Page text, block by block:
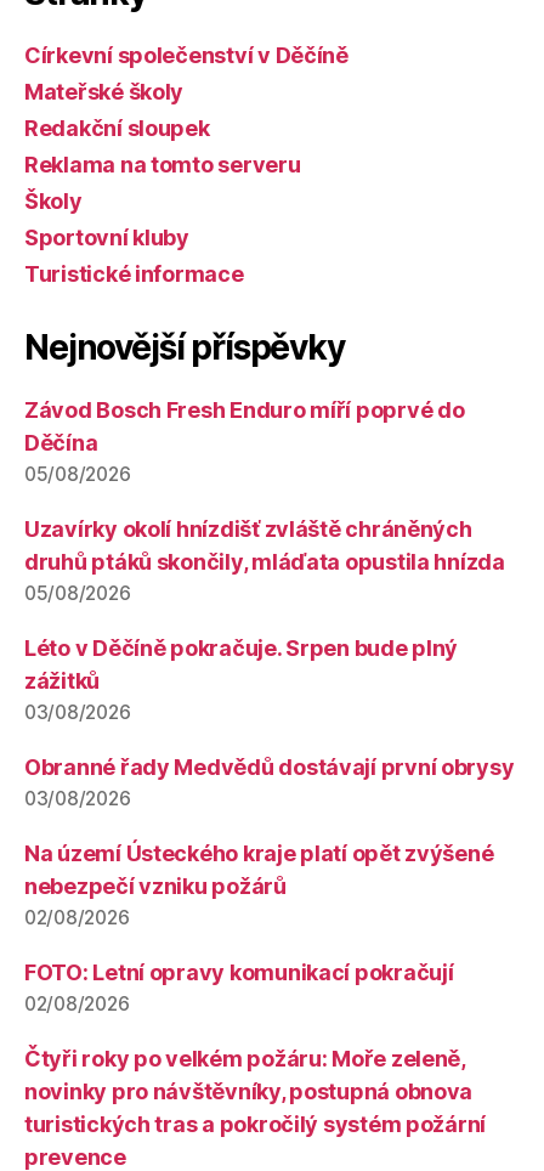
Církevní společenství v Děčíně
Mateřské školy
Redakční sloupek
Reklama na tomto serveru
Školy
Sportovní kluby
Turistické informace
Nejnovější příspěvky
Závod Bosch Fresh Enduro míří poprvé do
Děčína
05/08/2026
Uzavírky okolí hnízdišť zvláště chráněných
druhů ptáků skončily, mláďata opustila hnízda
05/08/2026
Léto v Děčíně pokračuje. Srpen bude plný
zážitků
03/08/2026
Obranné řady Medvědů dostávají první obrysy
03/08/2026
Na území Ústeckého kraje platí opět zvýšené
nebezpečí vzniku požárů
02/08/2026
FOTO: Letní opravy komunikací pokračují
02/08/2026
Čtyři roky po velkém požáru: Moře zeleně,
novinky pro návštěvníky, postupná obnova
turistických tras a pokročilý systém požární
prevence